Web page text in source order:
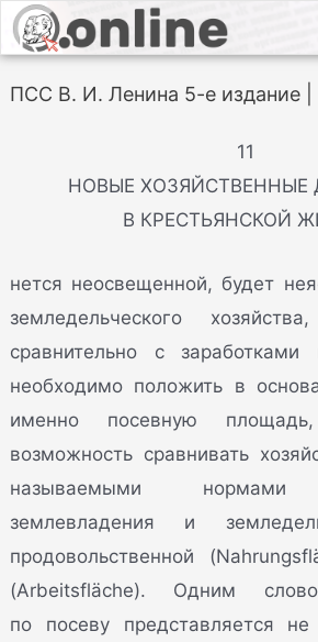
ПСС В. И. Ленина 5-е издание |
11
НОВЫЕ ХОЗЯЙСТВЕННЫЕ
В КРЕСТЬЯНСКОЙ
нется неосвещенной, будет
земледельческого
сравнительно с
необходимо положить в
именно посевную
возможность сравнивать
называемыми нормами
землевладения и
продовольственной
(Arbeitsfläche). Одним
по посеву представляется не